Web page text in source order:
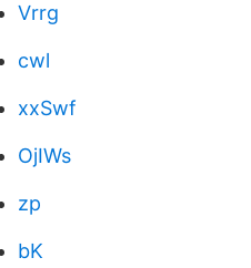
Vrrg
cwl
xxSwf
OjIWs
zp
bK